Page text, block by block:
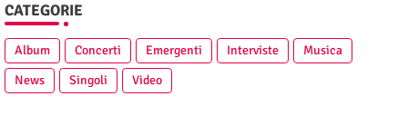
CATEGORIE
Album Concerti Emergenti Interviste
Musica
News
Singoli Video